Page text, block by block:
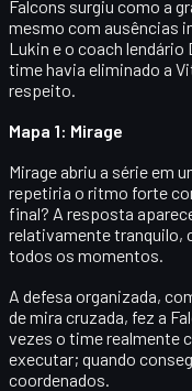
Falcons surgiu como a
mesmo com ausências
Lukin e o coach lendário
time havia eliminado a
respeito.
Mapa 1: Mirage
Mirage abriu a série em
repetiria o ritmo forte
final? A resposta
relativamente tranquilo,
todos os momentos.
A defesa organizada,
de mira cruzada, fez a
vezes o time realmente
executar; quando
coordenados.